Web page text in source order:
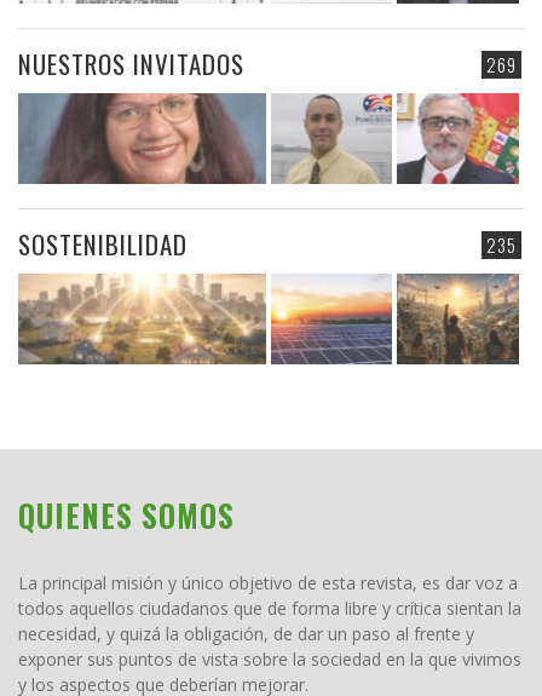
269
NUESTROS INVITADOS
235
SOSTENIBILIDAD
QUIENES SOMOS
La principal misión y único objetivo de esta revista, es dar voz a
todos aquellos ciudadanos que de forma libre y crítica sientan la
necesidad, y quizá la obligación, de dar un paso al frente y
exponer sus puntos de vista sobre la sociedad en la que vivimos
y los aspectos que deberían mejorar.